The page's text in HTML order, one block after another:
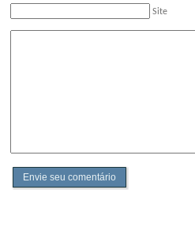
Site
Envie seu comentário